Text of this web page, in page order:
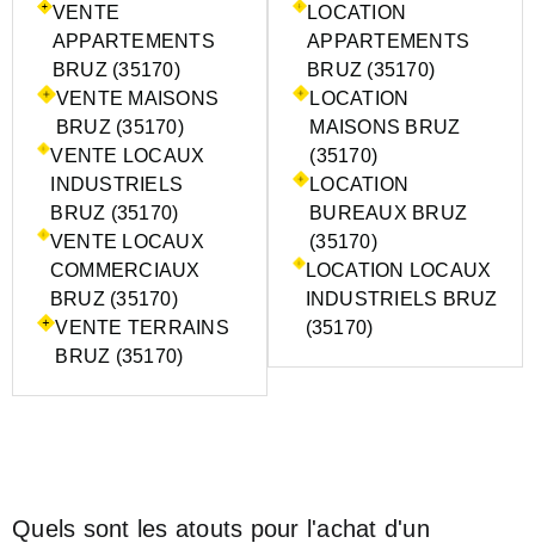
VENTE
APPARTEMENTS
BRUZ (35170)
VENTE MAISONS
BRUZ (35170)
VENTE LOCAUX
INDUSTRIELS
BRUZ (35170)
VENTE LOCAUX
COMMERCIAUX
BRUZ (35170)
VENTE TERRAINS
BRUZ (35170)
LOCATION
APPARTEMENTS
BRUZ (35170)
LOCATION
MAISONS BRUZ
(35170)
LOCATION
BUREAUX BRUZ
(35170)
LOCATION LOCAUX
INDUSTRIELS BRUZ
(35170)
Quels sont les atouts pour l'achat d'un